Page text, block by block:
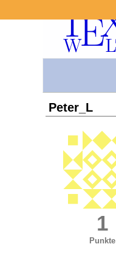
Peter_L
1
Punkte